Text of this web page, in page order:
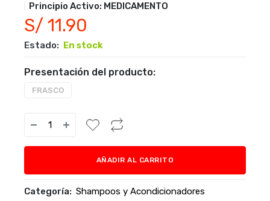
Principio Activo: MEDICAMENTO
S/ 11.90
Estado: En stock
Presentación del producto:
FRASCO
AÑADIR AL CARRITO
Categoría: Shampoos y Acondicionadores